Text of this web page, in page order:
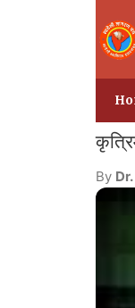
By